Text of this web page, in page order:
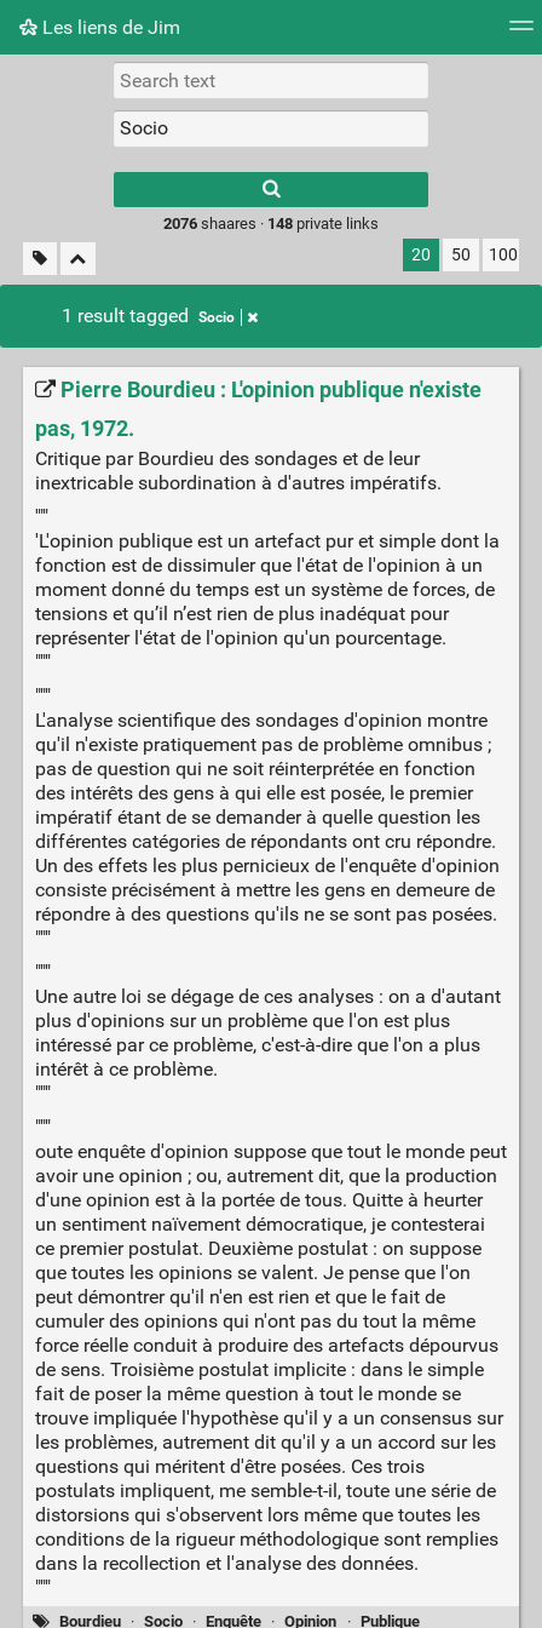
Les liens de Jim
Picture wall
results.
2076shaares · 148private links
20 50 100
1 result tagged Socio
Pierre Bourdieu : L'opinion publique n'existe
pas, 1972.
Critique par Bourdieu des sondages et de leur
inextricable subordination à d'autres impératifs.
'""
'L'opinion publique est un artefact pur et simple dont la
fonction est de dissimuler que l'état de l'opinion à un
moment donné du temps est un système de forces, de
tensions et qu’il n’est rien de plus inadéquat pour
représenter l'état de l'opinion qu'un pourcentage.
"""
"""
L'analyse scientifique des sondages d'opinion montre
qu'il n'existe pratiquement pas de problème omnibus ;
pas de question qui ne soit réinterprétée en fonction
des intérêts des gens à qui elle est posée, le premier
impératif étant de se demander à quelle question les
différentes catégories de répondants ont cru répondre.
Un des effets les plus pernicieux de l'enquête d'opinion
consiste précisément à mettre les gens en demeure de
répondre à des questions qu'ils ne se sont pas posées.
"""
"""
Une autre loi se dégage de ces analyses : on a d'autant
plus d'opinions sur un problème que l'on est plus
intéressé par ce problème, c'est-à-dire que l'on a plus
intérêt à ce problème.
"""
"""
oute enquête d'opinion suppose que tout le monde peut
avoir une opinion ; ou, autrement dit, que la production
d'une opinion est à la portée de tous. Quitte à heurter
un sentiment naïvement démocratique, je contesterai
ce premier postulat. Deuxième postulat : on suppose
que toutes les opinions se valent. Je pense que l'on
peut démontrer qu'il n'en est rien et que le fait de
cumuler des opinions qui n'ont pas du tout la même
force réelle conduit à produire des artefacts dépourvus
de sens. Troisième postulat implicite : dans le simple
fait de poser la même question à tout le monde se
trouve impliquée l'hypothèse qu'il y a un consensus sur
les problèmes, autrement dit qu'il y a un accord sur les
questions qui méritent d'être posées. Ces trois
postulats impliquent, me semble-t-il, toute une série de
distorsions qui s'observent lors même que toutes les
conditions de la rigueur méthodologique sont remplies
dans la recollection et l'analyse des données.
"""
Bourdieu · Socio · Enquête · Opinion · Publique